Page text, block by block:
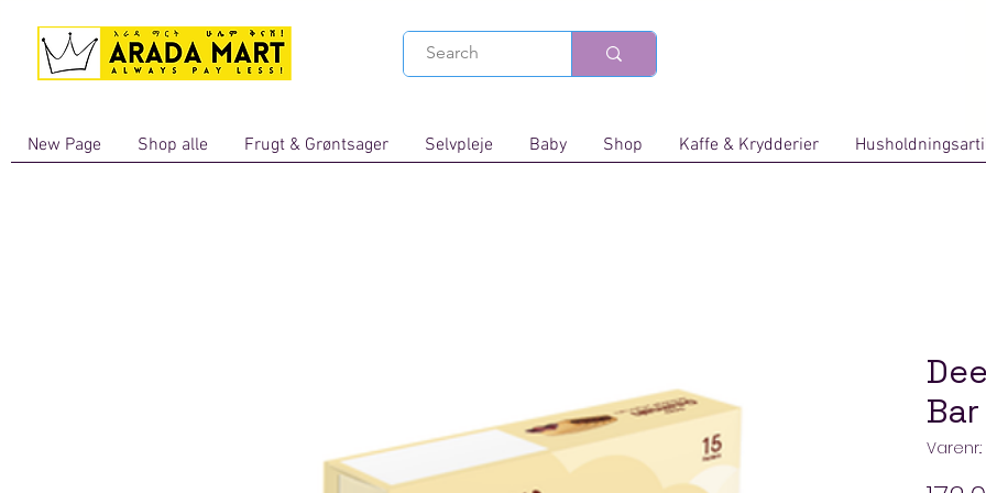
New Page Shop alle Frugt & Grøntsager Selvpleje Baby Shop Kaffe & Krydderier